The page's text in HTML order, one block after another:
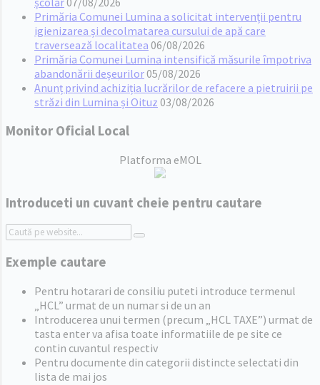
Primăria Comunei Lumina a solicitat intervenții pentru
igienizarea și decolmatarea cursului de apă care
traversează localitatea 06/08/2026
Primăria Comunei Lumina intensifică măsurile împotriva
abandonării deșeurilor05/08/2026
Anunț privind achiziția lucrărilor de refacere a pietruirii pe
străzi din Lumina și Oituz 03/08/2026
Monitor Oficial Local
Platforma eMOL
Introduceti un cuvant cheie pentru cautare
Search:
Exemple cautare
Pentru hotarari de consiliu puteti introduce termenul
„HCL” urmat de un numar si de un an
Introducerea unui termen (precum „HCL TAXE”) urmat de
tasta enter va afisa toate informatiile de pe site ce
contin cuvantul respectiv
Pentru documente din categorii distincte selectati din
lista de mai jos